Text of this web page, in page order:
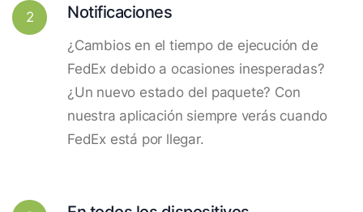
2 Notificaciones
¿Cambios en el tiempo de ejecución de
FedEx debido a ocasiones inesperadas?
¿Un nuevo estado del paquete? Con
nuestra aplicación siempre verás cuando
FedEx está por llegar.